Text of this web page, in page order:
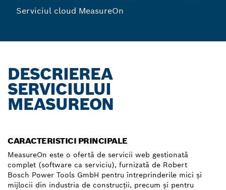
Serviciul cloud MeasureOn
DESCRIEREA
SERVICIULUI
MEASUREON
CARACTERISTICI PRINCIPALE
MeasureOn este o ofertă de servicii web gestionată
complet (software ca serviciu), furnizată de Robert
Bosch Power Tools GmbH pentru întreprinderile mici şi
mijlocii din industria de construcţii, precum şi pentru